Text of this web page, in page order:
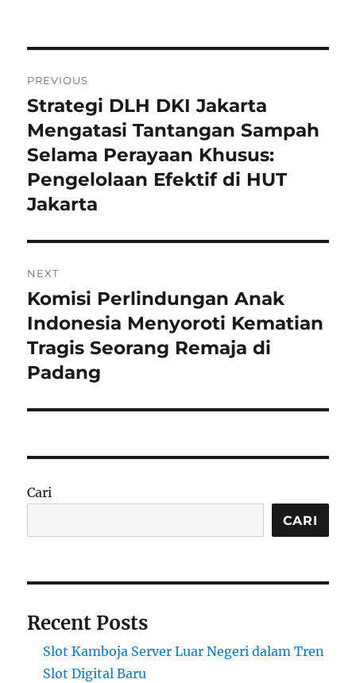
pos
PREVIOUS
Previous
post:
Strategi DLH DKI Jakarta
Mengatasi Tantangan Sampah
Selama Perayaan Khusus:
Pengelolaan Efektif di HUT
Jakarta
NEXT
Next
post:
Komisi Perlindungan Anak
Indonesia Menyoroti Kematian
Tragis Seorang Remaja di
Padang
Cari
CARI
Recent Posts
Slot Kamboja Server Luar Negeri dalam Tren
Slot Digital Baru